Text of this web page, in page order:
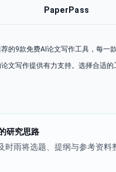
PaperPass
的9款免费AI论文写作工具，每一
文写作提供有力支持。选择合适
研究思路
时雨将选题、提纲与参考资料